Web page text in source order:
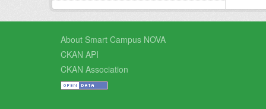
About Smart Campus NOVA
CKAN API
CKAN Association